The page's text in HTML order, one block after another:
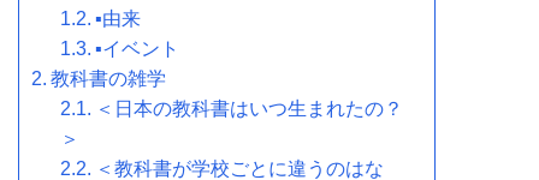
▪由来
▪イベント
教科書の雑学
＜日本の教科書はいつ生まれたの？
＞
＜教科書が学校ごとに違うのはな